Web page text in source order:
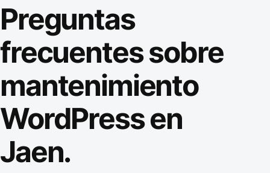
Preguntas
frecuentes sobre
mantenimiento
WordPress en
Jaen.